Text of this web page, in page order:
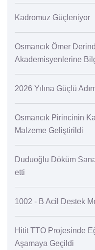
Kadromuz Güçleniyor
Osmancık Ömer
Akademisyenlerine
2026 Yılına Güçlü
Osmancık Pirincinin
Malzeme Geliştirildi
Duduoğlu Döküm
etti
1002 - B Acil Destek
Hitit TTO Projesinde
Aşamaya Geçildi